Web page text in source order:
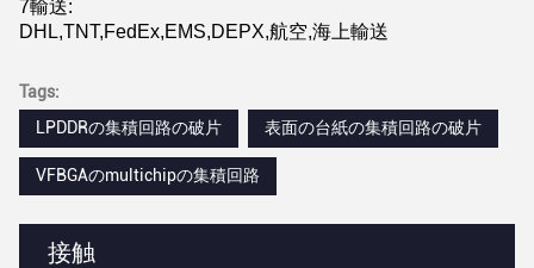
接触
7輸送:
DHL,TNT,FedEx,EMS,DEPX,航空,海上輸送
Tags:
LPDDRの集積回路の破片
表面の台紙の集積回路の破片
VFBGAのmultichipの集積回路